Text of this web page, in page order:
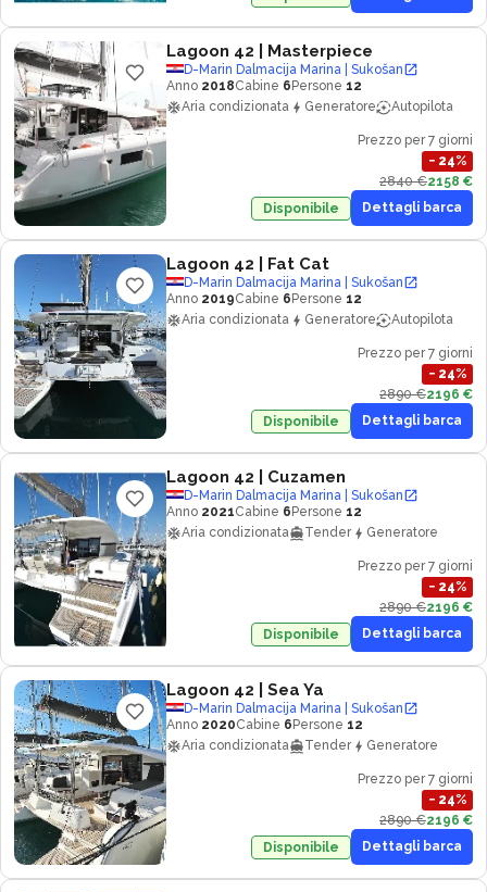
Lagoon 42 | Masterpiece
D-Marin Dalmacija Marina | Sukošan
Anno 2018Cabine 6 Persone 12
Aria condizionata
Generatore Autopilota
Prezzo per 7 giorni
− 24%
2840 €2158 €
Disponibile
Dettagli barca
Lagoon 42 | Fat Cat
D-Marin Dalmacija Marina | Sukošan
Anno 2019Cabine 6 Persone 12
Aria condizionata
Generatore Autopilota
Prezzo per 7 giorni
− 24%
2890 €2196 €
Disponibile
Dettagli barca
Lagoon 42 | Cuzamen
D-Marin Dalmacija Marina | Sukošan
Anno 2021Cabine 6 Persone 12
Aria condizionata
Tender Generatore
Prezzo per 7 giorni
− 24%
2890 €2196 €
Disponibile
Dettagli barca
Lagoon 42 | Sea Ya
D-Marin Dalmacija Marina | Sukošan
Anno 2020Cabine 6 Persone 12
Aria condizionata
Tender Generatore
Prezzo per 7 giorni
− 24%
2890 €2196 €
Disponibile
Dettagli barca